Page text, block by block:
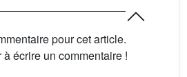
pour cet article.
écrire un commentaire !